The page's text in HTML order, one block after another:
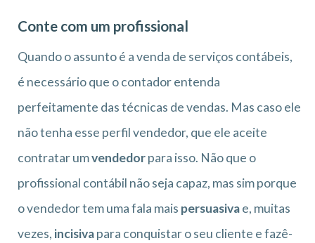
Conte com um profissional
Quando o assunto é a venda de serviços contábeis,
é necessário que o contador entenda
perfeitamente das técnicas de vendas. Mas caso ele
não tenha esse perfil vendedor, que ele aceite
contratar umvendedorpara isso. Não que o
profissional contábil não seja capaz, mas sim porque
o vendedor tem uma fala mais persuasivae, muitas
vezes, incisivapara conquistar o seu cliente e fazê-